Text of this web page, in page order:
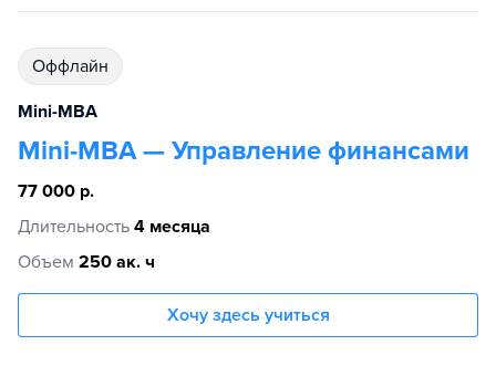
Оффлайн
Mini-MBA
Mini-MBA — Управление финансами
77 000 р.
Длительность 4 месяца
Объем 250 ак. ч
Хочу здесь учиться